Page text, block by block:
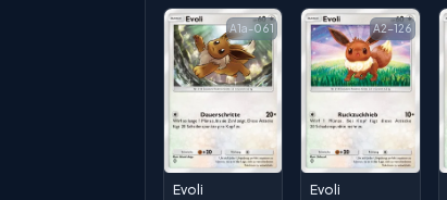
A1a-061
Evoli
A2-126
Evoli